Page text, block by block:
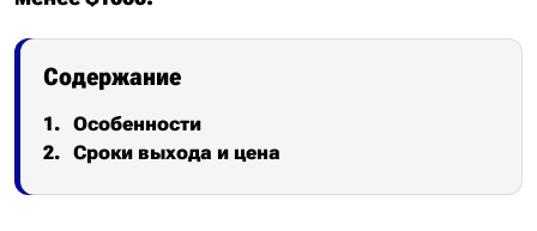
Содержание
Особенности
Сроки выхода и цена